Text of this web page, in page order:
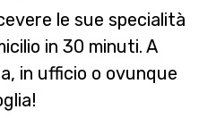
le sue specialità
in 30 minuti. A
in ufficio o ovunque